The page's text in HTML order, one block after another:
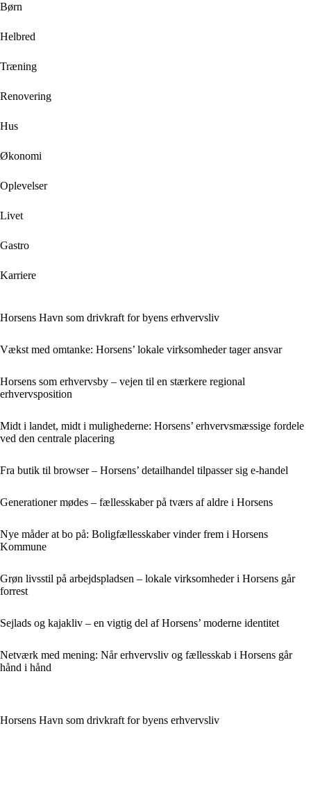
Børn
Helbred
Træning
Renovering
Hus
Økonomi
Oplevelser
Livet
Gastro
Karriere
Horsens Havn som drivkraft for byens erhvervsliv
Vækst med omtanke: Horsens’ lokale virksomheder tager ansvar
Horsens som erhvervsby – vejen til en stærkere regional
erhvervsposition
Midt i landet, midt i mulighederne: Horsens’ erhvervsmæssige fordele
ved den centrale placering
Fra butik til browser – Horsens’ detailhandel tilpasser sig e-handel
Generationer mødes – fællesskaber på tværs af aldre i Horsens
Nye måder at bo på: Boligfællesskaber vinder frem i Horsens
Kommune
Grøn livsstil på arbejdspladsen – lokale virksomheder i Horsens går
forrest
Sejlads og kajakliv – en vigtig del af Horsens’ moderne identitet
Netværk med mening: Når erhvervsliv og fællesskab i Horsens går
hånd i hånd
Horsens Havn som drivkraft for byens erhvervsliv